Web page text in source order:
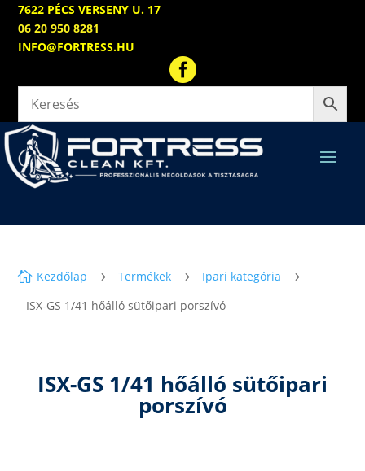
7622 PÉCS VERSENY U. 17
06 20 950 8281
INFO@FORTRESS.HU

 Kezdőlap 5 Termékek 5 Ipari kategória 5
ISX-GS 1/41 hőálló sütőipari porszívó
ISX-GS 1/41 hőálló sütőipari
porszívó